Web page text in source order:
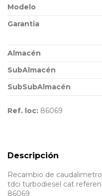
Modelo
Garantia
Almacén
SubAlmacén
SubSubAlmacén
Ref. loc: 86069
Descripción
Recambio de
tdci turbodiesel cat
86069